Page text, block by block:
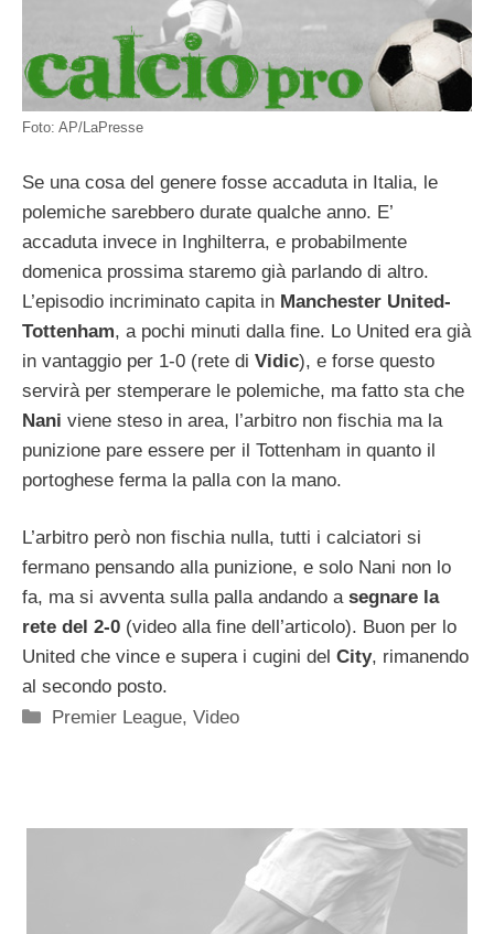
Foto: AP/LaPresse
Se una cosa del genere fosse accaduta in Italia, le
polemiche sarebbero durate qualche anno. E’
accaduta invece in Inghilterra, e probabilmente
domenica prossima staremo già parlando di altro.
L’episodio incriminato capita in Manchester United-
Tottenham, a pochi minuti dalla fine. Lo United era già
in vantaggio per 1-0 (rete di Vidic), e forse questo
servirà per stemperare le polemiche, ma fatto sta che
Nani viene steso in area, l’arbitro non fischia ma la
punizione pare essere per il Tottenham in quanto il
portoghese ferma la palla con la mano.
L’arbitro però non fischia nulla, tutti i calciatori si
fermano pensando alla punizione, e solo Nani non lo
fa, ma si avventa sulla palla andando a segnare la
rete del 2-0 (video alla fine dell’articolo). Buon per lo
United che vince e supera i cugini del City, rimanendo
al secondo posto.
Categorie
Premier League,Video